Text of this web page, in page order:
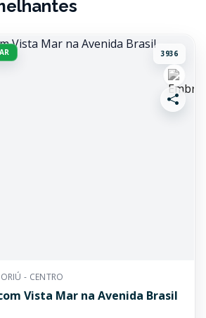
3936
- CENTRO
Vista Mar na Avenida Brasil